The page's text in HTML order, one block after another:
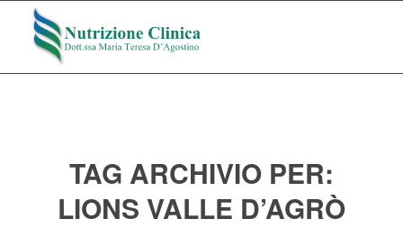
TAG ARCHIVIO PER:
LIONS VALLE D’AGRÒ